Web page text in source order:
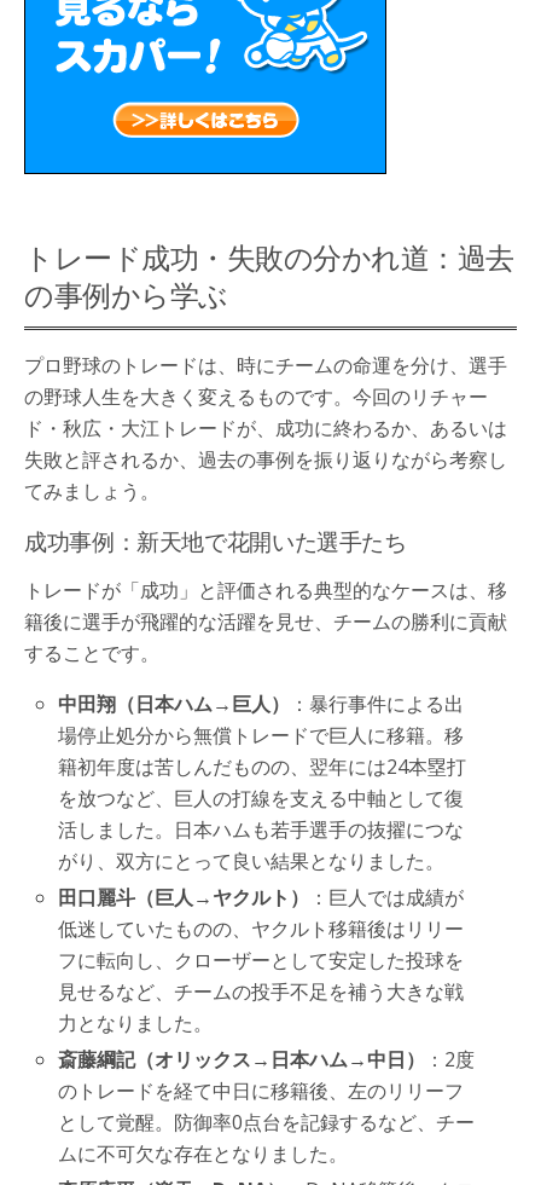
トレード成功・失敗の分かれ道：過去
の事例から学ぶ
プロ野球のトレードは、時にチームの命運を分け、選手
の野球人生を大きく変えるものです。今回のリチャー
ド・秋広・大江トレードが、成功に終わるか、あるいは
失敗と評されるか、過去の事例を振り返りながら考察し
てみましょう。
成功事例：新天地で花開いた選手たち
トレードが「成功」と評価される典型的なケースは、移
籍後に選手が飛躍的な活躍を見せ、チームの勝利に貢献
することです。
中田翔（日本ハム→巨人）
：暴行事件による出
場停止処分から無償トレードで巨人に移籍。移
籍初年度は苦しんだものの、翌年には24本塁打
を放つなど、巨人の打線を支える中軸として復
活しました。日本ハムも若手選手の抜擢につな
がり、双方にとって良い結果となりました。
田口麗斗（巨人→ヤクルト）
：巨人では成績が
低迷していたものの、ヤクルト移籍後はリリー
フに転向し、クローザーとして安定した投球を
見せるなど、チームの投手不足を補う大きな戦
力となりました。
斎藤綱記（オリックス→日本ハム→中日）
：2度
のトレードを経て中日に移籍後、左のリリーフ
として覚醒。防御率0点台を記録するなど、チー
ムに不可欠な存在となりました。